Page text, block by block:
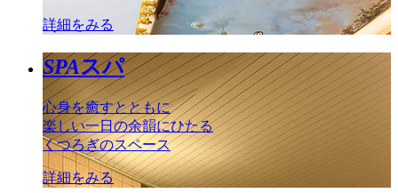
詳細をみる
SPAスパ
心身を癒すとともに
楽しい一日の余韻にひたる
くつろぎのスペース
詳細をみる